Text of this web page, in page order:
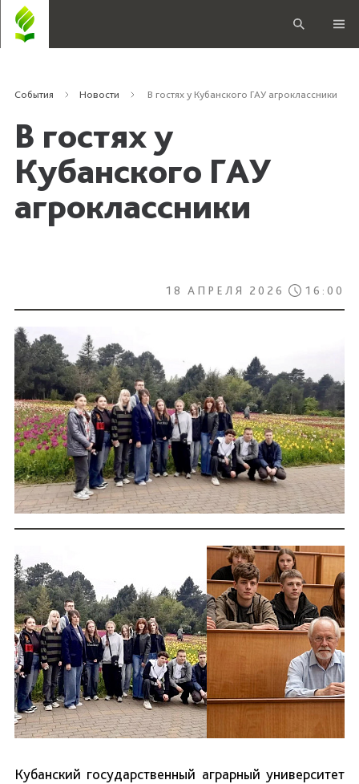
События Новости В гостях у Кубанского ГАУ агроклассники
В гостях у
Кубанского ГАУ
агроклассники
18 АПРЕЛЯ 2026 16:00
Кубанский государственный аграрный университет